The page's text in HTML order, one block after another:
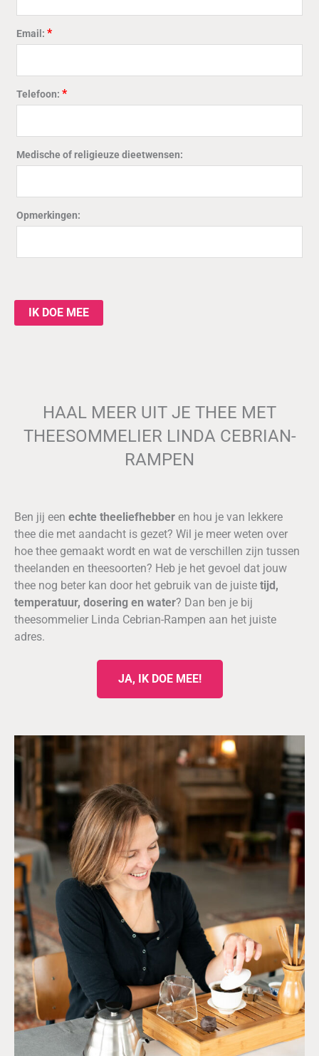
Email: *
Telefoon: *
Medische of religieuze dieetwensen:
Opmerkingen:
IK DOE MEE
HAAL MEER UIT JE THEE MET
THEESOMMELIER LINDA CEBRIAN-
RAMPEN
Ben jij een echte theeliefhebber en hou je van lekkere
thee die met aandacht is gezet? Wil je meer weten over
hoe thee gemaakt wordt en wat de verschillen zijn tussen
theelanden en theesoorten? Heb je het gevoel dat jouw
thee nog beter kan door het gebruik van de juiste tijd,
temperatuur, dosering en water? Dan ben je bij
theesommelier Linda Cebrian-Rampen aan het juiste
adres.
JA, IK DOE MEE!